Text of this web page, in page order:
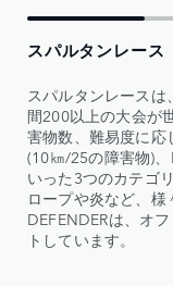
スパルタンレース
スパルタンレース
間200以上の大会が
害物数、難易度に
(10㎞/25の障害物)
いった3つのカテゴ
ロープや炎など、様
DEFENDERは、オ
トしています。